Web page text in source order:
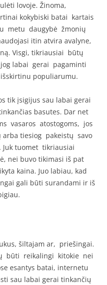
lovoje. Žinoma,
kokybiski batai kartais
metu daugybė žmonių
itin atvira avalyne,
Visgi, tikriausiai būtų
labai gerai pagaminti
populiarumu.
tik įsigijus sau labai gerai
basutes. Dar net
vasaros atostogoms, jos
arba tiesiog pakeistų savo
tuomet tikriausiai
nei buvo tikimasi iš pat
kaina. Juo labiau, kad
gali būti surandami ir iš
šiltajam ar, priešingai.
būti reikalingi kitokie nei
esantys batai, internetu
sau labai gerai tinkančių